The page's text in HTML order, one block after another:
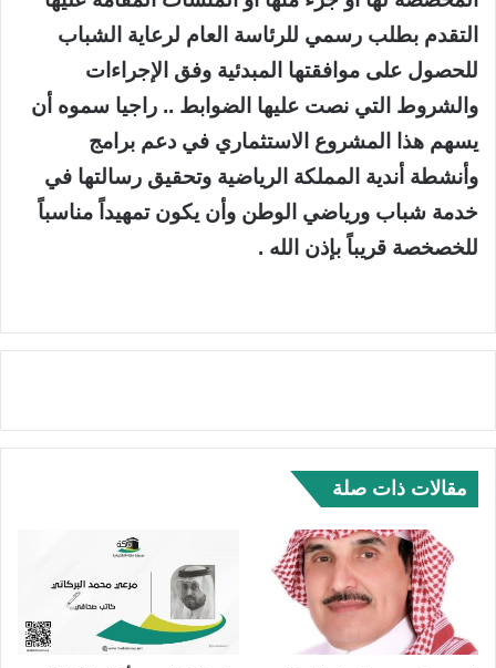
التقدم بطلب رسمي للرئاسة العام لرعاية الشباب
للحصول على موافقتها المبدئية وفق الإجراءات
والشروط التي نصت عليها الضوابط .. راجيا سموه أن
يسهم هذا المشروع الاستثماري في دعم برامج
وأنشطة أندية المملكة الرياضية وتحقيق رسالتها في
خدمة شباب ورياضي الوطن وأن يكون تمهيداً مناسباً
للخصخصة قريباً بإذن الله .
مقالات ذات صلة